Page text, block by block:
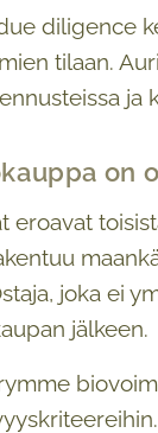
diligence
tilaan.
ja
on
eroavat
joka ei
jälkeen.